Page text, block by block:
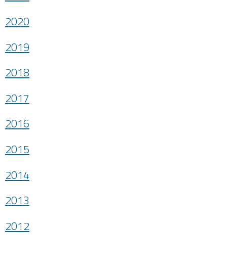
2020
2019
2018
2017
2016
2015
2014
2013
2012